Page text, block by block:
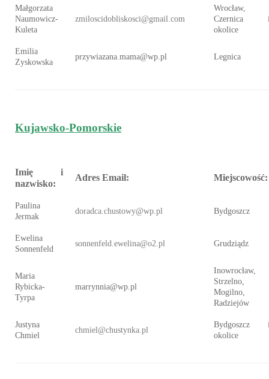
Małgorzata
Naumowicz-
Kuleta
zmiloscidobliskosci@gmail.com
Wrocław,
Czernica
okolice
Emilia
Zyskowska
przywiazana.mama@wp.pl Legnica
Kujawsko-Pomorskie
Imię i
nazwisko:
Adres Email: Miejscowość:
Paulina
Jermak
doradca.chustowy@wp.pl Bydgoszcz
Ewelina
Sonnenfeld
sonnenfeld.ewelina@o2.pl Grudziądz
Maria
Rybicka-
Tyrpa
marrynnia@wp.pl
Inowrocław,
Strzelno,
Mogilno,
Radziejów
Justyna
Chmiel
chmiel@chustynka.pl
Bydgoszcz
okolice